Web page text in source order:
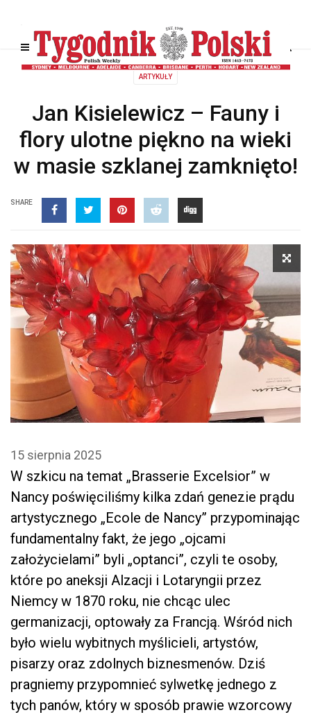
ARTYKUŁY
Jan Kisielewicz – Fauny i
flory ulotne piękno na wieki
w masie szklanej zamknięto!
SHARE
15 sierpnia 2025
W szkicu na temat „Brasserie Excelsior” w
Nancy poświęciliśmy kilka zdań genezie prądu
artystycznego „Ecole de Nancy” przypominając
fundamentalny fakt, że jego „ojcami
założycielami” byli „optanci”, czyli te osoby,
które po aneksji Alzacji i Lotaryngii przez
Niemcy w 1870 roku, nie chcąc ulec
germanizacji, optowały za Francją. Wśród nich
było wielu wybitnych myślicieli, artystów,
pisarzy oraz zdolnych biznesmenów. Dziś
pragniemy przypomnieć sylwetkę jednego z
tych panów, który w sposób prawie wzorcowy